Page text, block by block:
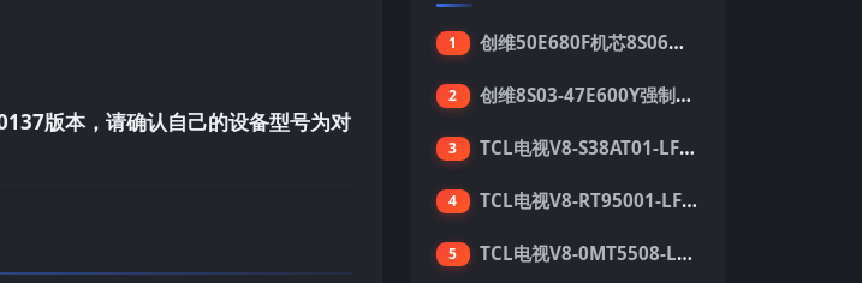
版本，请确认自己的设备型号为对
1 创维50E680F机芯8S06强制升级刷机包
2 创维8S03-47E600Y强制升级软件刷机电视固件包
3 TCL电视V8-S38AT01-LF1V123版本强刷电视固件包下载
4 TCL电视V8-RT95001-LF1V215版本强刷电视固件包下载
5 TCL电视V8-0MT5508-LF1V362版本强刷电视固件包下载